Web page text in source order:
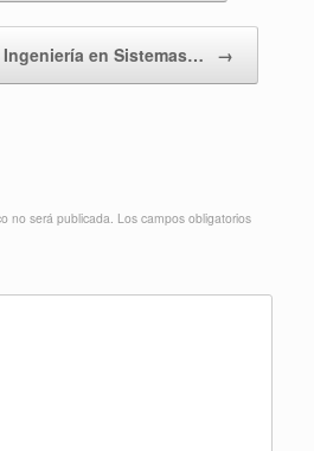
en Sistemas… →
no será publicada. Los campos obligatorios